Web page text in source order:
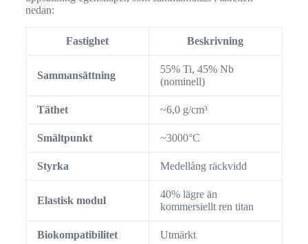
nedan:
Fastighet Beskrivning
Sammansättning
55% Ti, 45% Nb
(nominell)
Täthet ~6,0 g/cm³
Smältpunkt ~3000°C
Styrka Medellång räckvidd
Elastisk modul
40% lägre än
kommersiellt ren titan
Biokompatibilitet Utmärkt